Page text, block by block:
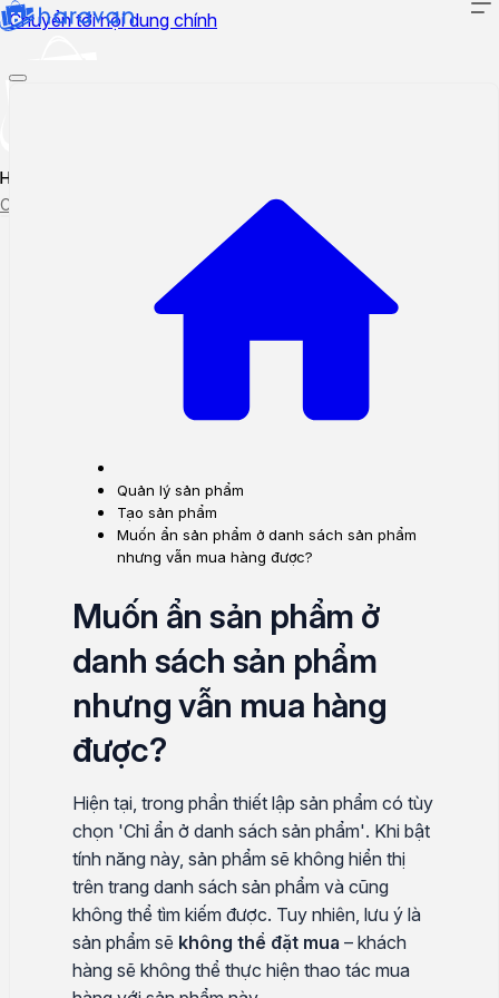
Chuyển tới nội dung chính
Hướng dẫn sử dụng
Cập nhật tính năng mới
Theo dõi ticket
Quản lý sản phẩm
Tạo sản phẩm
Muốn ẩn sản phẩm ở danh sách sản phẩm
nhưng vẫn mua hàng được?
Muốn ẩn sản phẩm ở
danh sách sản phẩm
nhưng vẫn mua hàng
được?
Hiện tại, trong phần thiết lập sản phẩm có tùy
chọn 'Chỉ ẩn ở danh sách sản phẩm'. Khi bật
tính năng này, sản phẩm sẽ không hiển thị
trên trang danh sách sản phẩm và cũng
không thể tìm kiếm được. Tuy nhiên, lưu ý là
sản phẩm sẽ không thể đặt mua – khách
hàng sẽ không thể thực hiện thao tác mua